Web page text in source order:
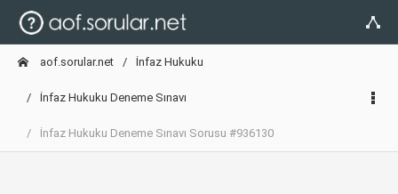
aof.sorular.net İnfaz Hukuku
İnfaz Hukuku Deneme Sınavı
İnfaz Hukuku Deneme Sınavı Sorusu #936130